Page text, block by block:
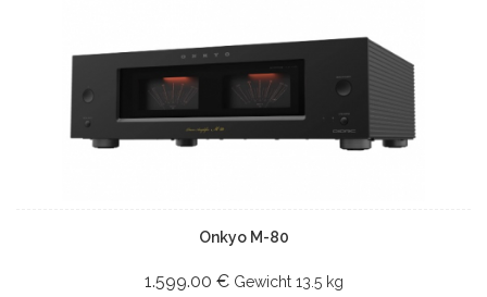
Onkyo M-80
1.599.00 € Gewicht 13.5 kg